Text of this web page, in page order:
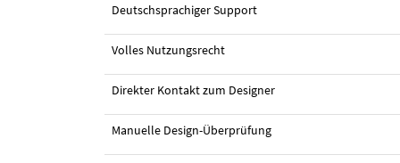
Deutschsprachiger Support
Volles Nutzungsrecht
Direkter Kontakt zum Designer
Manuelle Design-Überprüfung